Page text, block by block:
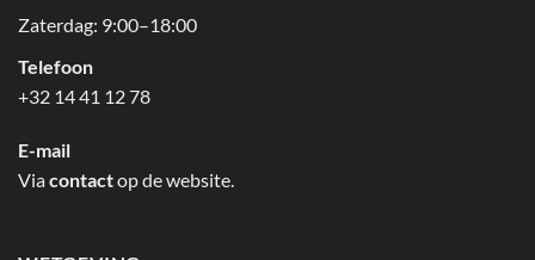
Zaterdag: 9:00–18:00
Telefoon
+32 14 41 12 78
E-mail
Viacontactop de website.